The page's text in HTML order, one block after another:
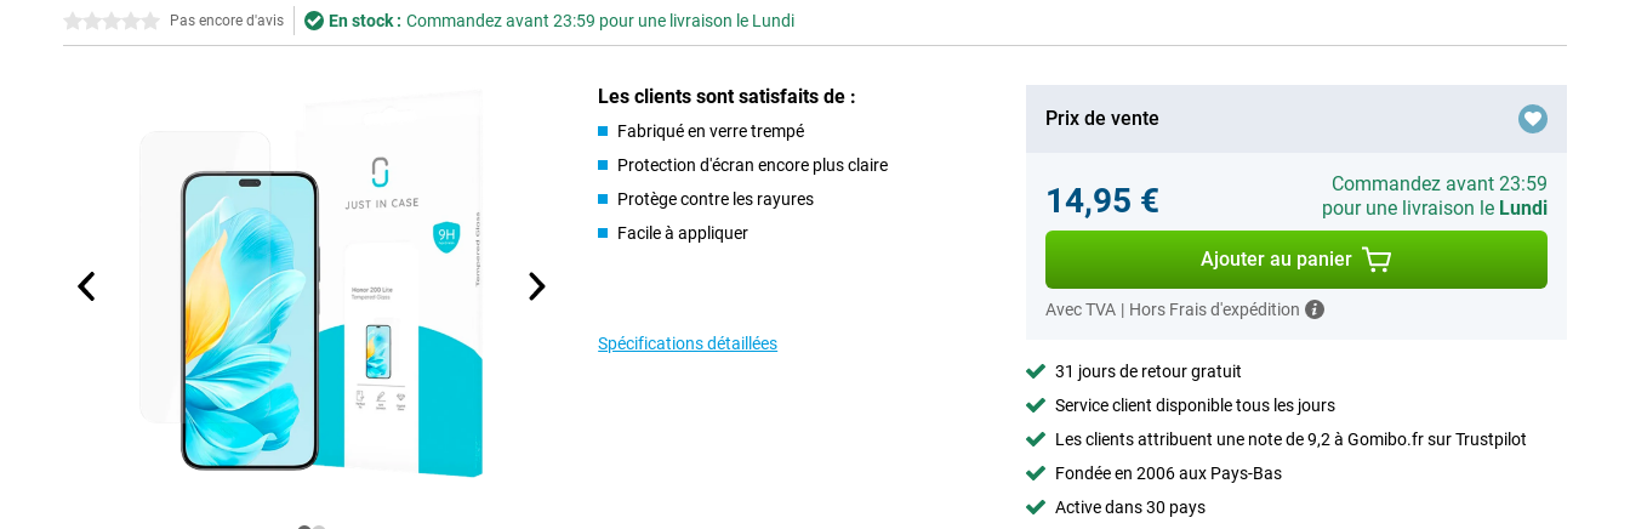
0 étoiles Pas encore d'avis En stock : Commandez avant 23:59 pour une livraison le Lundi
Les clients sont satisfaits de :
Fabriqué en verre trempé
Protection d'écran encore plus claire
Protège contre les rayures
Facile à appliquer
Spécifications détaillées
Prix de vente
14,95 €
Commandez avant 23:59
pour une livraison le Lundi
Ajouter au panier
Avec TVA | Hors Frais d'expédition
31 jours de retour gratuit
Service client disponible tous les jours
Les clients attribuent une note de 9,2 à Gomibo.fr sur Trustpilot
Fondée en 2006 aux Pays-Bas
Active dans 30 pays